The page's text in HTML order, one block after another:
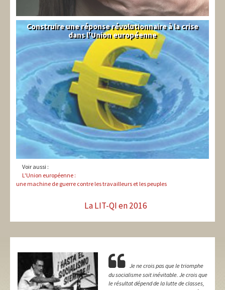
Syndical
Construire une réponse révolutionnaire à la crise
dans l'Union européenne
Voir aussi :
L'Union européenne :
une machine de guerre contre les travailleurs et les peuples
La LIT-QI en 2016
Je ne crois pas que le triomphe
du socialisme soit inévitable. Je crois que
le résultat dépend de la lutte de classes,